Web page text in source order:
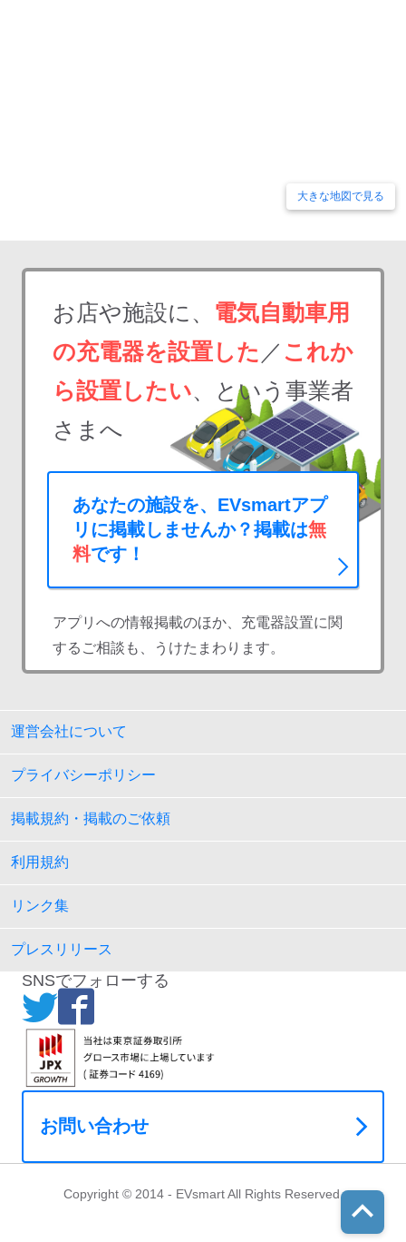
大きな地図で見る
お店や施設に、 電気自動車用
の充電器を設置した ／ これか
ら設置したい、という事業者
さまへ
あなたの施設を、EVsmartアプ
リに掲載しませんか？掲載は無
料です！
アプリへの情報掲載のほか、充電器設置に関
するご相談も、うけたまわります。
運営会社について
プライバシーポリシー
掲載規約・掲載のご依頼
利用規約
リンク集
プレスリリース
SNSでフォローする
お問い合わせ
Copyright © 2014 - EVsmart All Rights Reserved.